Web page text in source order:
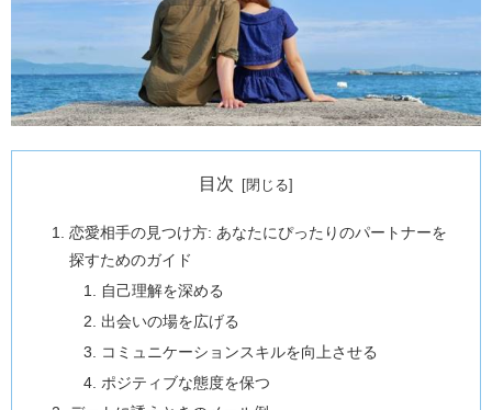
目次
恋愛相手の見つけ方: あなたにぴったりのパートナーを
探すためのガイド
自己理解を深める
出会いの場を広げる
コミュニケーションスキルを向上させる
ポジティブな態度を保つ